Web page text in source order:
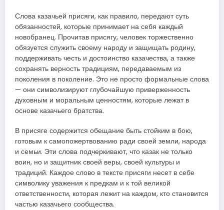
Слова казачьей присяги, как правило, передают суть
обязанностей, которые принимает на себя каждый
новобранец. Прочитав присягу, человек торжественно
обязуется служить своему народу и защищать родину,
поддерживать честь и достоинство казачества, а также
сохранять верность традициям, передаваемым из
поколения в поколение. Это не просто формальные слова
— они символизируют глубочайшую приверженность
духовным и моральным ценностям, которые лежат в
основе казачьего братства.
В присяге содержится обещание быть стойким в бою,
готовым к самопожертвованию ради своей земли, народа
и семьи. Эти слова подчеркивают, что казак не только
воин, но и защитник своей веры, своей культуры и
традиций. Каждое слово в тексте присяги несет в себе
символику уважения к предкам и к той великой
ответственности, которая лежит на каждом, кто становится
частью казачьего сообщества.